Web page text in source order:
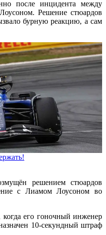
после инцидента между
Решение стюардов
бурную реакцию, а сам
решением стюардов
с Лиамом Лоусоном во
его гоночный инженер
10-секундный штраф